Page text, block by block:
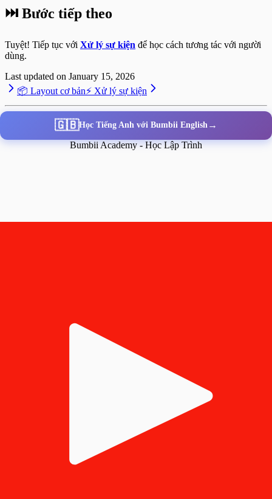
⏭️ Bước tiếp theo
Tuyệt! Tiếp tục với Xử lý sự kiện để học cách tương tác với người
dùng.
Last updated on January 15, 2026
📦 Layout cơ bản⚡ Xử lý sự kiện
🇬🇧Học Tiếng Anh với Bumbii English →
Bumbii Academy - Học Lập Trình